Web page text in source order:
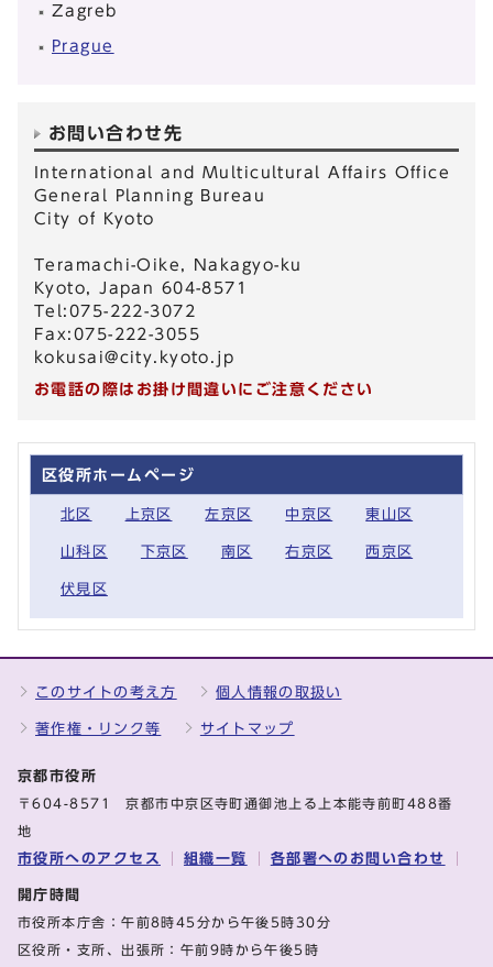
Zagreb
Prague
お問い合わせ先
International and Multicultural Affairs Office
General Planning Bureau
City of Kyoto
Teramachi-Oike, Nakagyo-ku
Kyoto, Japan 604-8571
Tel:075-222-3072
Fax:075-222-3055
kokusai@city.kyoto.jp
お電話の際はお掛け間違いにご注意ください
区役所ホームページ
北区 上京区 左京区 中京区 東山区
山科区 下京区 南区 右京区 西京区
伏見区
このサイトの考え方 個人情報の取扱い
著作権・リンク等 サイトマップ
京都市役所
〒604-8571 京都市中京区寺町通御池上る上本能寺前町488番
地
市役所へのアクセス 組織一覧 各部署へのお問い合わせ
開庁時間
市役所本庁舎：午前8時45分から午後5時30分
区役所・支所、出張所：午前9時から午後5時